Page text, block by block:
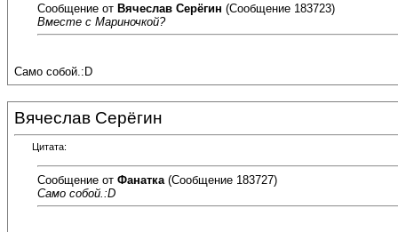
Сообщение от Вячеслав Серёгин (Сообщение 183723)
Вместе с Мариночкой?
Само собой.:D
Вячеслав Серёгин
Цитата:
Сообщение от Фанатка (Сообщение 183727)
Само собой.:D